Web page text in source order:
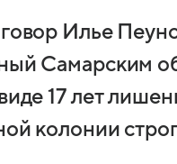
Илье
Самарским
17 лет
колонии